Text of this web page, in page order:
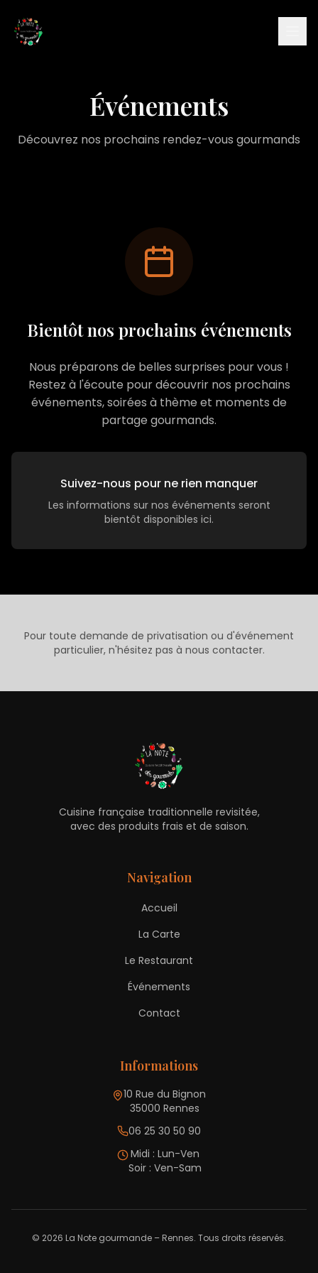
Événements
Événements
Découvrez nos prochains rendez-vous gourmands
Bientôt nos prochains événements
Nous préparons de belles surprises pour vous !
Restez à l'écoute pour découvrir nos prochains
événements, soirées à thème et moments de
partage gourmands.
Suivez-nous pour ne rien manquer
Les informations sur nos événements seront
bientôt disponibles ici.
Pour toute demande de privatisation ou d'événement
particulier, n'hésitez pas à nous contacter.
Cuisine française traditionnelle revisitée,
avec des produits frais et de saison.
Navigation
Accueil
La Carte
Le Restaurant
Événements
Contact
Informations
10 Rue du Bignon
35000 Rennes
06 25 30 50 90
Midi : Lun-Ven
Soir : Ven-Sam
© 2026 La Note gourmande – Rennes. Tous droits réservés.